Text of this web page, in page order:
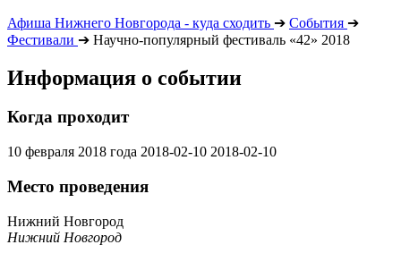
Афиша Нижнего Новгорода - куда сходить ➔ События ➔
Фестивали ➔ Научно-популярный фестиваль «42» 2018
Информация о событии
Когда проходит
10 февраля 2018 года 2018-02-10 2018-02-10
Место проведения
Нижний Новгород
Нижний Новгород